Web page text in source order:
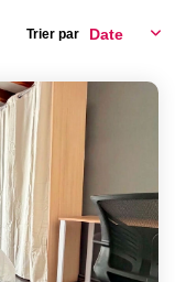
Trier par